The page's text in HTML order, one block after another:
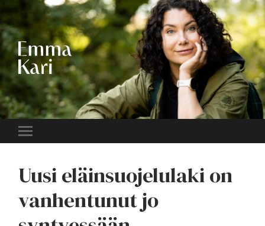
EMMA
KARI
Toggle
Uusi eläinsuojelulaki on
vanhentunut jo